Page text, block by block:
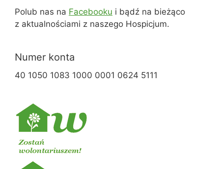
Polub nas na Facebooku i bądź na bieżąco
z aktualnościami z naszego Hospicjum.
Numer konta
40 1050 1083 1000 0001 0624 5111